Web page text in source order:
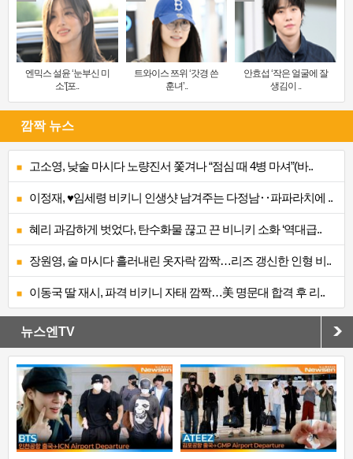
엔믹스 설윤 ‘눈부신 미
소’[포..
트와이스 쯔위 ‘갓경 쓴
훈녀’..
안효섭 ‘작은 얼굴에 잘
생김이 ..
깜짝 뉴스
고소영, 낮술 마시다 노량진서 쫓겨나 “점심 때 4병 마셔”(바..
이정재, ♥임세령 비키니 인생샷 남겨주는 다정남‥파파라치에 ..
혜리 과감하게 벗었다, 탄수화물 끊고 끈 비니키 소화 ‘역대급..
장원영, 술 마시다 흘러내린 옷자락 깜짝…리즈 갱신한 인형 비..
이동국 딸 재시, 파격 비키니 자태 깜짝…美 명문대 합격 후 리..
뉴스엔TV